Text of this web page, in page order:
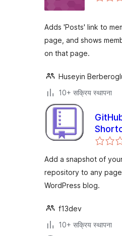
Adds 'Posts' link to
page, and shows
on that page.
Huseyin
10+ सक्रिय स्थापना
Add a snapshot of
repository to any
WordPress blog.
f13dev
10+ सक्रिय स्थापना